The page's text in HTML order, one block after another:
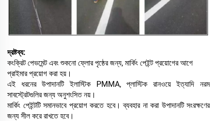
দ্রষ্টব্য:
কংক্রিট পেভমেন্ট এবং শুকনো ফ্লোর পৃষ্ঠের জন্য, মার্কিং পেইন্ট প্রয়োগের আগে
প্রাইমার প্রয়োগ করা হয়।
এই ধরনের উপাদানটি ইলাস্টিক PMMA, প্লাস্টিক রানওয়ে ইত্যাদি নরম
সাবস্ট্রেটগুলির জন্য অনুশংসিত নয়।
মার্কিং পেইন্টটি সমানভাবে প্রয়োগ করতে হবে। ব্যবহার না করা উপাদানটি সংরক্ষণের
জন্য সীল করে রাখতে হবে।